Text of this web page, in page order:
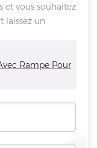
et vous souhaitez
laissez un
Rampe Pour